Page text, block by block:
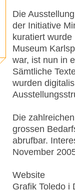
Die
der Initiative
kuratiert
Museum
war, ist nun in
Sämtliche
wurden
Die
grossen
abrufbar.
November
Website
Grafik Toledo i